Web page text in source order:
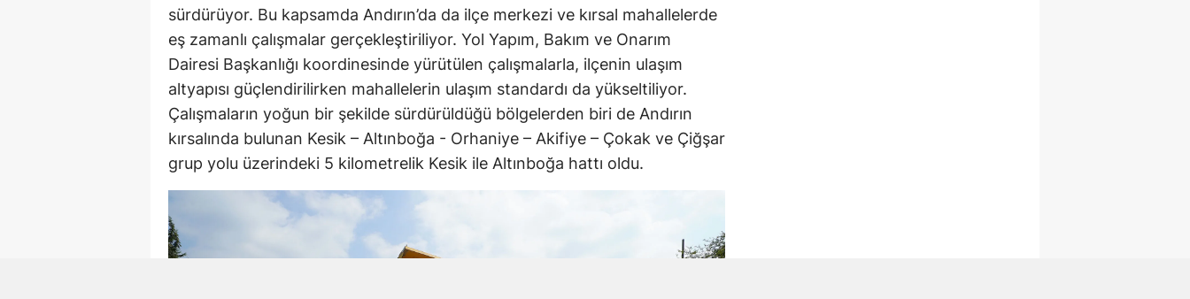
sürdürüyor. Bu kapsamda Andırın’da da ilçe merkezi ve kırsal mahallelerde
eş zamanlı çalışmalar gerçekleştiriliyor. Yol Yapım, Bakım ve Onarım
Dairesi Başkanlığı koordinesinde yürütülen çalışmalarla, ilçenin ulaşım
altyapısı güçlendirilirken mahallelerin ulaşım standardı da yükseltiliyor.
Çalışmaların yoğun bir şekilde sürdürüldüğü bölgelerden biri de Andırın
kırsalında bulunan Kesik – Altınboğa - Orhaniye – Akifiye – Çokak ve Çiğşar
grup yolu üzerindeki 5 kilometrelik Kesik ile Altınboğa hattı oldu.